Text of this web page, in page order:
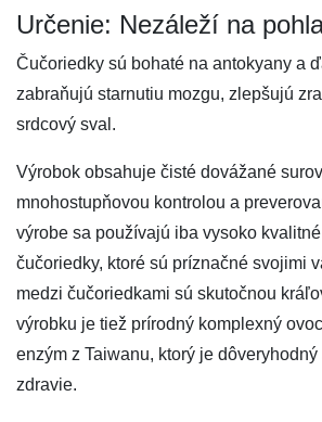
Určenie: Nezáleží na
Čučoriedky sú bohaté na antokyany a
zabraňujú starnutiu mozgu, zlepšujú
srdcový sval.
Výrobok obsahuje čisté dovážané
mnohostupňovou kontrolou a
výrobe sa používajú iba vysoko
čučoriedky, ktoré sú príznačné svojimi
medzi čučoriedkami sú skutočnou
výrobku je tiež prírodný komplexný
enzým z Taiwanu, ktorý je
zdravie.